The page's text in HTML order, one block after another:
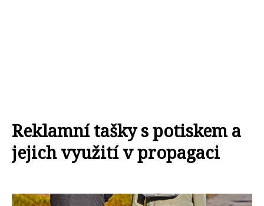
Reklamní tašky s potiskem a
jejich využití v propagaci